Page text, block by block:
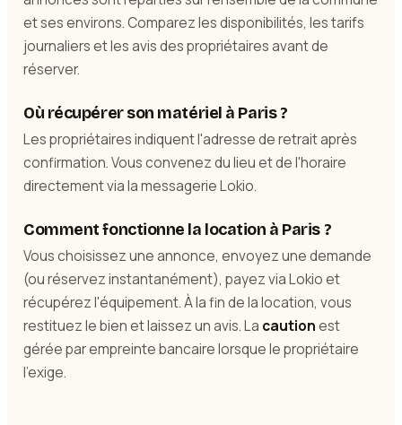
et ses environs. Comparez les disponibilités, les tarifs
journaliers et les avis des propriétaires avant de
réserver.
Où récupérer son matériel à Paris ?
Les propriétaires indiquent l'adresse de retrait après
confirmation. Vous convenez du lieu et de l'horaire
directement via la messagerie Lokio.
Comment fonctionne la location à Paris ?
Vous choisissez une annonce, envoyez une demande
(ou réservez instantanément), payez via Lokio et
récupérez l'équipement. À la fin de la location, vous
restituez le bien et laissez un avis. La cautionest
gérée par empreinte bancaire lorsque le propriétaire
l'exige.